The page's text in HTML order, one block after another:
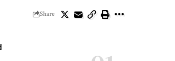
Share